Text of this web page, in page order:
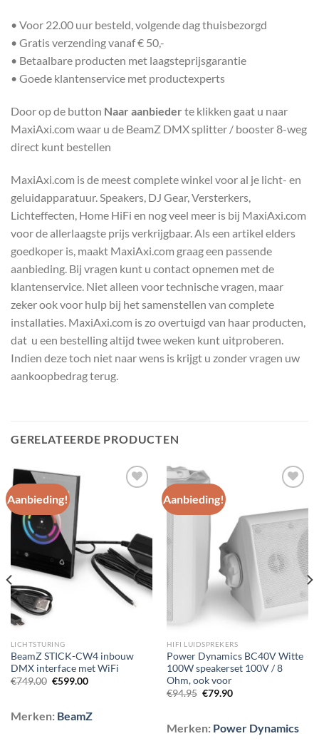
• Voor 22.00 uur besteld, volgende dag thuisbezorgd
• Gratis verzending vanaf € 50,-
• Betaalbare producten met laagsteprijsgarantie
• Goede klantenservice met productexperts
Door op de button Naar aanbieder te klikken gaat u naar
MaxiAxi.com waar u de BeamZ DMX splitter / booster 8-weg
direct kunt bestellen
MaxiAxi.com is de meest complete winkel voor al je licht- en
geluidapparatuur. Speakers, DJ Gear, Versterkers,
Lichteffecten, Home HiFi en nog veel meer is bij MaxiAxi.com
voor de allerlaagste prijs verkrijgbaar. Als een artikel elders
goedkoper is, maakt MaxiAxi.com graag een passende
aanbieding. Bij vragen kunt u contact opnemen met de
klantenservice. Niet alleen voor technische vragen, maar
zeker ook voor hulp bij het samenstellen van complete
installaties. MaxiAxi.com is zo overtuigd van haar producten,
dat u een bestelling altijd twee weken kunt uitproberen.
Indien deze toch niet naar wens is krijgt u zonder vragen uw
aankoopbedrag terug.
GERELATEERDE PRODUCTEN
Aanbieding!
wenslijst
LICHTSTURING
BeamZ STICK-CW4 inbouw
DMX interface met WiFi
€749.00 Oorspronkelijke
€599.00Huidige
Merken: BeamZ
Aanbieding!
Toevoegen
aan
wenslijst
HIFI LUIDSPREKERS
Power Dynamics BC40V Witte
100W speakerset 100V / 8
Ohm, ook voor
€94.95 Oorspronkelijke
€79.90Huidige
Merken: Power Dynamics